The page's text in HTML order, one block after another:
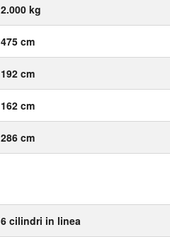
2.000 kg
475 cm
192 cm
162 cm
286 cm
6 cilindri in linea